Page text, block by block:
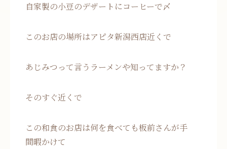
自家製の小豆のデザートにコーヒーで〆
このお店の場所はアピタ新潟西店近くで
あじみつって言うラーメンや知ってますか？
そのすぐ近くで
この和食のお店は何を食べても板前さんが手
間暇かけて